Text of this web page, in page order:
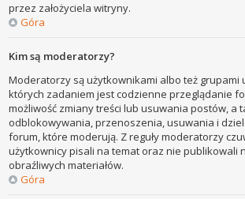
przez założyciela witryny.
Góra
Kim są moderatorzy?
Moderatorzy są użytkownikami albo też grupami
których zadaniem jest codzienne przeglądanie
możliwość zmiany treści lub usuwania postów, a
odblokowywania, przenoszenia, usuwania i
forum, które moderują. Z reguły moderatorzy
użytkownicy pisali na temat oraz nie publikowali
obraźliwych materiałów.
Góra